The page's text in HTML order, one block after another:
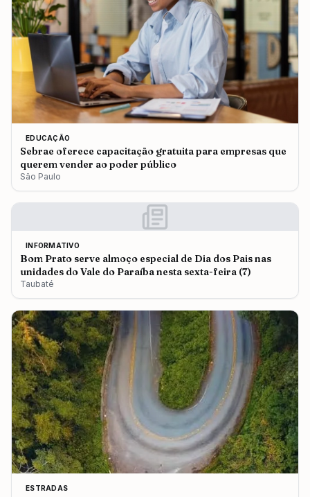
EDUCAÇÃO
Sebrae oferece capacitação gratuita para empresas que
querem vender ao poder público
São Paulo
INFORMATIVO
Bom Prato serve almoço especial de Dia dos Pais nas
unidades do Vale do Paraíba nesta sexta-feira (7)
Taubaté
ESTRADAS